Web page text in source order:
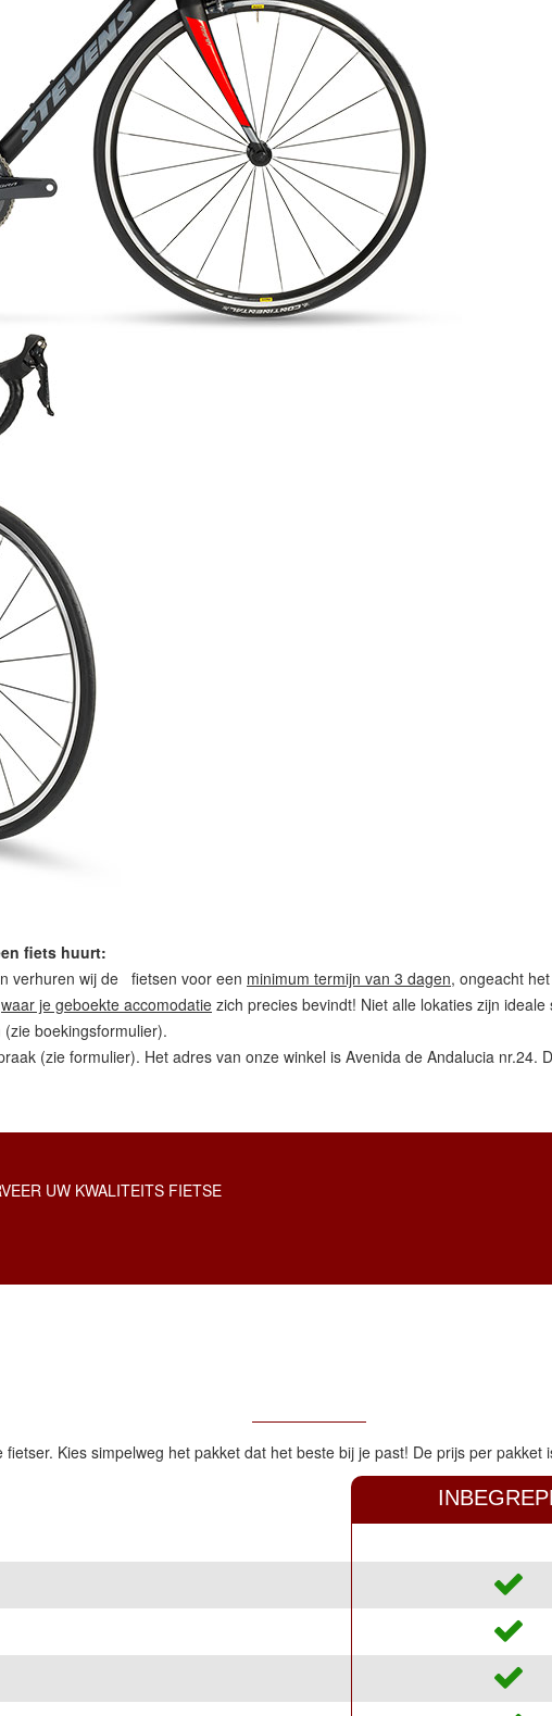
fiets huurt:
verhuren wij de fietsen voor een minimum termijn van 3 dagen, ongeacht
waar je geboekte accomodatie zich precies bevindt! Niet alle lokaties zijn
(zie boekingsformulier).
(zie formulier). Het adres van onze winkel is Avenida de Andalucia nr.24.
UW KWALITEITS FIETSE
Kies simpelweg het pakket dat het beste bij je past! De prijs per